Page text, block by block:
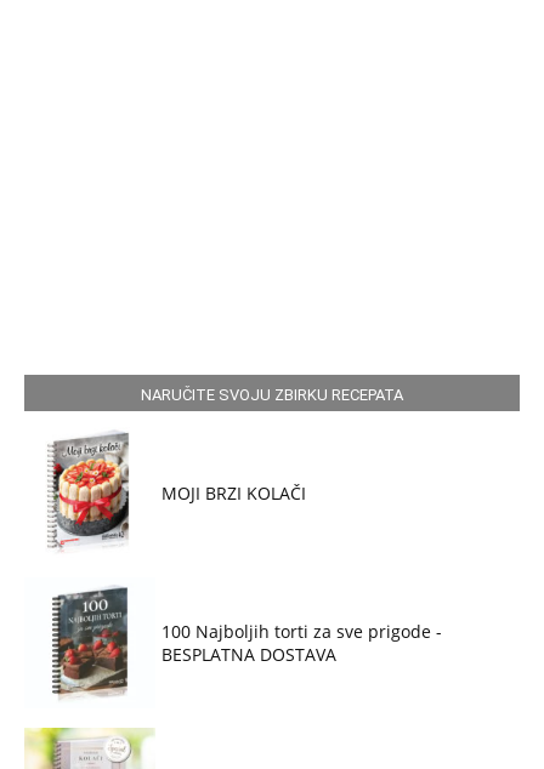
NARUČITE SVOJU ZBIRKU RECEPATA
MOJI BRZI KOLAČI
100 Najboljih torti za sve prigode -
BESPLATNA DOSTAVA